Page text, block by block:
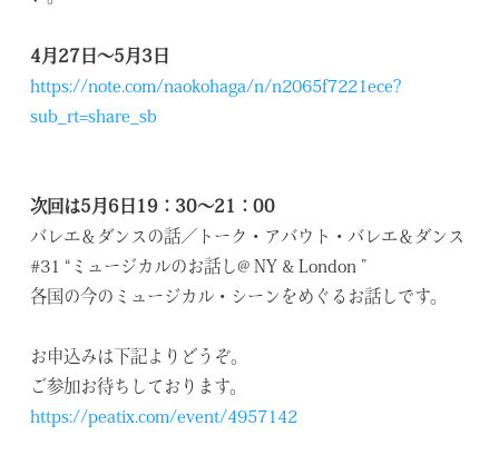
4月27日～5月3日
https://note.com/naokohaga/n/n2065f7221ece?
sub_rt=share_sb
次回は5月6日19：30～21：00
バレエ＆ダンスの話／トーク・アバウト・バレエ＆ダンス
#31 “ミュージカルのお話し@ NY & London ”
各国の今のミュージカル・シーンをめぐるお話しです。
お申込みは下記よりどうぞ。
ご参加お待ちしております。
https://peatix.com/event/4957142